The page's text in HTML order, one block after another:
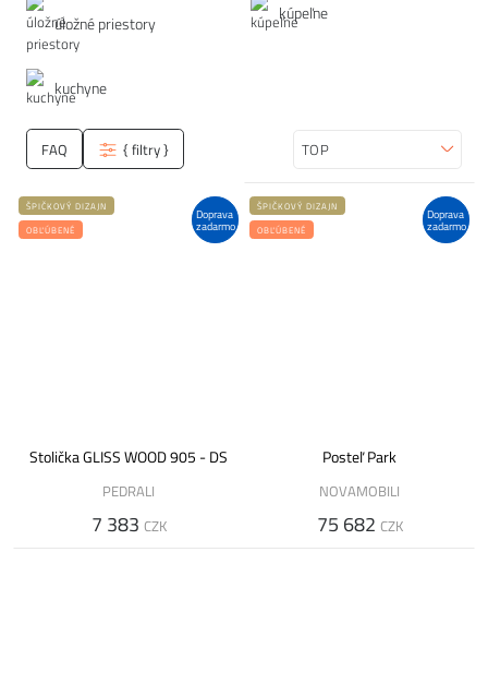
úložné priestory kúpeľne
kuchyne
FAQ { filtry } Zoradiť
Doprava
zadarmo
ŠPIČKOVÝ DIZAJN
OBĽÚBENÉ
Stolička GLISS WOOD 905 - DS
PEDRALI
7 383 CZK
Doprava
zadarmo
ŠPIČKOVÝ DIZAJN
OBĽÚBENÉ
Posteľ Park
NOVAMOBILI
75 682 CZK